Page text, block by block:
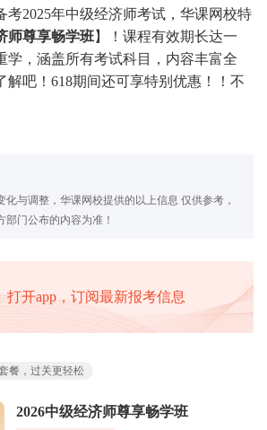
考2025年中级经济师考试，华课网校特
师尊享畅学班】！课程有效期长达一
学，涵盖所有考试科目，内容丰富全
解吧！618期间还可享特别优惠！！不
化与调整，华课网校提供的以上信息 仅供参考，
门公布的内容为准！
打开app，订阅最新报考信息
餐，过关更轻松
2026中级经济师尊享畅学班